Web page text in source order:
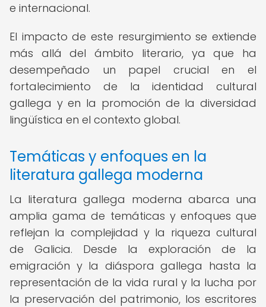
e internacional.
El impacto de este resurgimiento se extiende
más allá del ámbito literario, ya que ha
desempeñado un papel crucial en el
fortalecimiento de la identidad cultural
gallega y en la promoción de la diversidad
lingüística en el contexto global.
Temáticas y enfoques en la
literatura gallega moderna
La literatura gallega moderna abarca una
amplia gama de temáticas y enfoques que
reflejan la complejidad y la riqueza cultural
de Galicia. Desde la exploración de la
emigración y la diáspora gallega hasta la
representación de la vida rural y la lucha por
la preservación del patrimonio, los escritores